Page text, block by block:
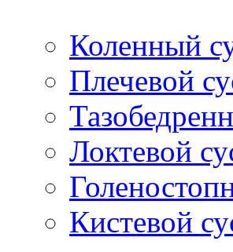
Коленный
Плечевой
Локтевой
Кистевой